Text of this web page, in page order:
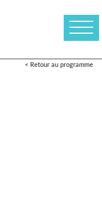
< Retour au programme